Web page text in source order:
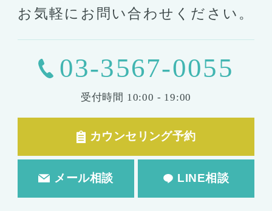
お気軽にお問い合わせください。
03-3567-0055
受付時間 10:00 - 19:00
カウンセリング予約
メール相談 LINE相談